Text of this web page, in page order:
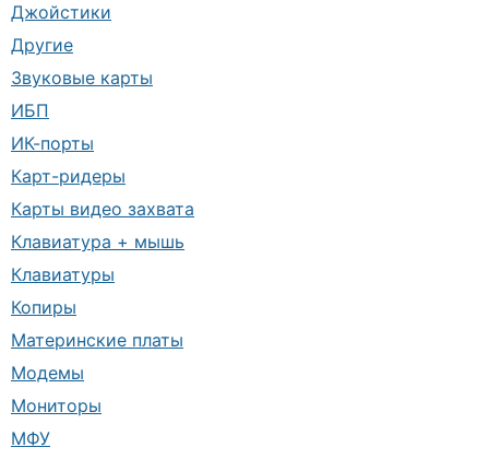
Джойстики
Другие
Звуковые карты
ИБП
ИК-порты
Карт-ридеры
Карты видео захвата
Клавиатура + мышь
Клавиатуры
Копиры
Материнские платы
Модемы
Мониторы
МФУ